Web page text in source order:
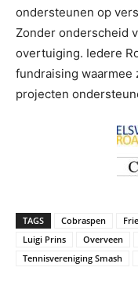
ondersteunen op
Zonder onderscheid
overtuiging. Iedere
fundraising waarmee
projecten
TAGS Cobraspen
Luigi Prins
Overveen
Tennisvereniging Smash